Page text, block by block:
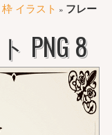
枠 イラスト » フレー
PNG 8